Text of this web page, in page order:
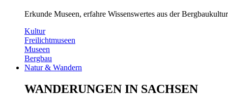
Erkunde Museen, erfahre Wissenswertes aus der
Kultur
Freilichtmuseen
Museen
Bergbau
Natur & Wandern
WANDERUNGEN IN SACHSEN